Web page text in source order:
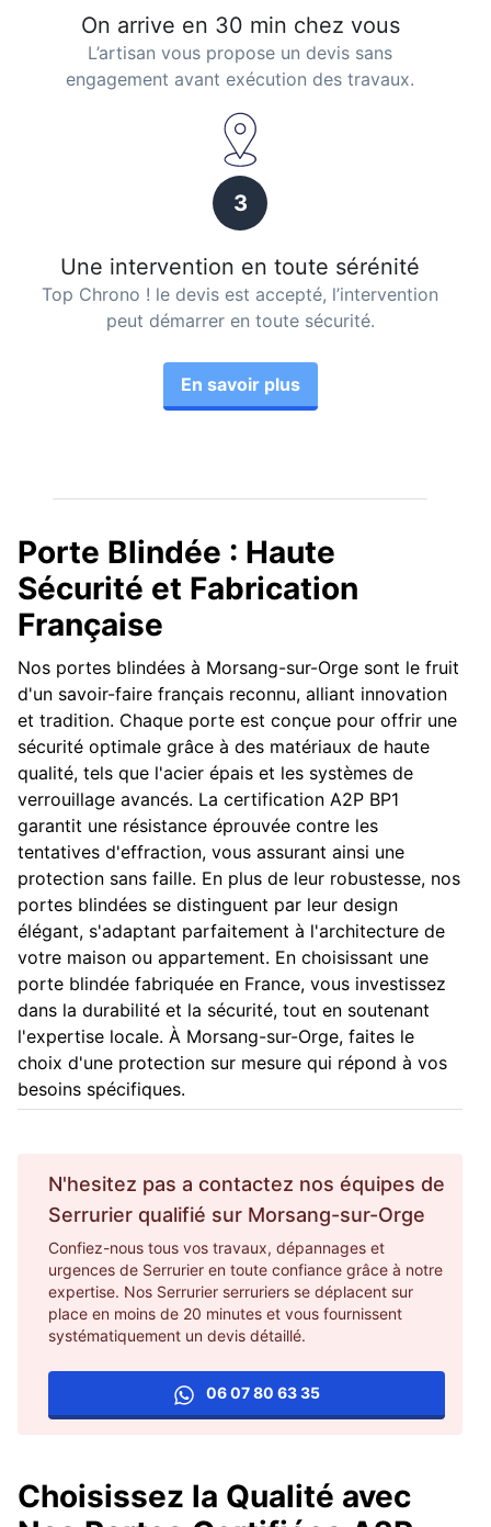
On arrive en 30 min chez vous
L’artisan vous propose un devis sans
engagement avant exécution des travaux.
3
Une intervention en toute sérénité
Top Chrono ! le devis est accepté, l’intervention
peut démarrer en toute sécurité.
En savoir plus
Porte Blindée : Haute
Sécurité et Fabrication
Française
Nos portes blindées à Morsang-sur-Orge sont le fruit
d'un savoir-faire français reconnu, alliant innovation
et tradition. Chaque porte est conçue pour offrir une
sécurité optimale grâce à des matériaux de haute
qualité, tels que l'acier épais et les systèmes de
verrouillage avancés. La certification A2P BP1
garantit une résistance éprouvée contre les
tentatives d'effraction, vous assurant ainsi une
protection sans faille. En plus de leur robustesse, nos
portes blindées se distinguent par leur design
élégant, s'adaptant parfaitement à l'architecture de
votre maison ou appartement. En choisissant une
porte blindée fabriquée en France, vous investissez
dans la durabilité et la sécurité, tout en soutenant
l'expertise locale. À Morsang-sur-Orge, faites le
choix d'une protection sur mesure qui répond à vos
besoins spécifiques.
N'hesitez pas a contactez nos équipes de
Serrurier qualifié sur Morsang-sur-Orge
Confiez-nous tous vos travaux, dépannages et
urgences de Serrurier en toute confiance grâce à notre
expertise. Nos Serrurier serruriers se déplacent sur
place en moins de 20 minutes et vous fournissent
systématiquement un devis détaillé.
06 07 80 63 35
Choisissez la Qualité avec